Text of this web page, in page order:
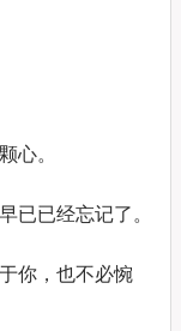
心。
已已经忘记了。
你，也不必惋